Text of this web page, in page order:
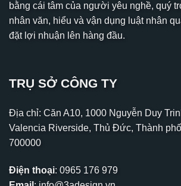
bằng cái tâm của người yêu nghề, quý
nhân văn, hiểu và vận dụng luật nhân
đặt lợi nhuận lên hàng đầu.
TRỤ SỞ CÔNG TY
Địa chỉ: Căn A10, 1000 Nguyễn Duy
Valencia Riverside, Thủ Đức, Thành
700000
Điện thoại: 0965 176 979